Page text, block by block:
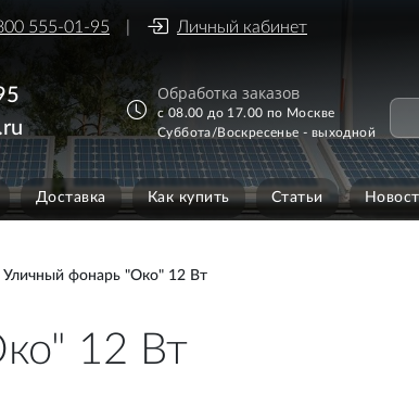
555-01-95 Личный кабинет
Обработка заказов
с 08.00 до 17.00 по Москве
Суббота/Воскресенье - выходной
Доставка Как купить Статьи
Уличный фонарь "Око" 12 Вт
12 Вт